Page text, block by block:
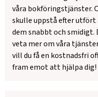
våra bokföringstjänster.
skulle uppstå efter
dem snabbt och smidigt.
veta mer om våra
vill du få en kostnadsfri
fram emot att hjälpa dig!